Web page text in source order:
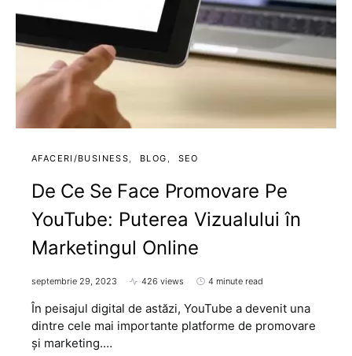
AFACERI/BUSINESS BLOG SEO
De Ce Se Face Promovare Pe
YouTube: Puterea Vizualului în
Marketingul Online
septembrie 29, 2023 426 views 4 minute read
În peisajul digital de astăzi, YouTube a devenit una
dintre cele mai importante platforme de promovare
și marketing.…